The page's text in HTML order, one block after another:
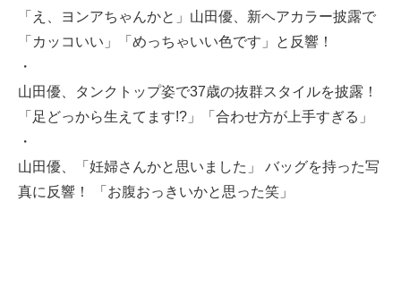
「え、ヨンアちゃんかと」山田優、新ヘアカラー披露で
「カッコいい」「めっちゃいい色です」と反響！
・
山田優、タンクトップ姿で37歳の抜群スタイルを披露！
「足どっから生えてます!?」「合わせ方が上手すぎる」
・
山田優、「妊婦さんかと思いました」 バッグを持った写
真に反響！ 「お腹おっきいかと思った笑」